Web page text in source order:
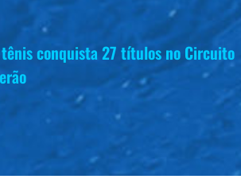
conquista 27 títulos no Circuito